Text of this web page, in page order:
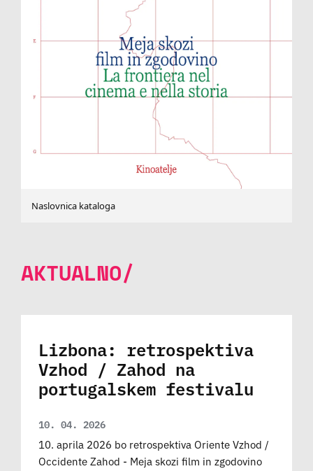
Naslovnica kataloga
AKTUALNO/
Lizbona: retrospektiva
Vzhod / Zahod na
portugalskem festivalu
10. 04. 2026
10. aprila 2026 bo retrospektiva Oriente Vzhod /
Occidente Zahod - Meja skozi film in zgodovino